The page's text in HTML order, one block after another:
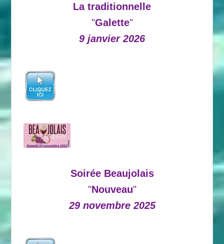
La traditionnelle
"Galette"
9 janvier 2026
Soirée Beaujolais
"Nouveau"
29 novembre 2025